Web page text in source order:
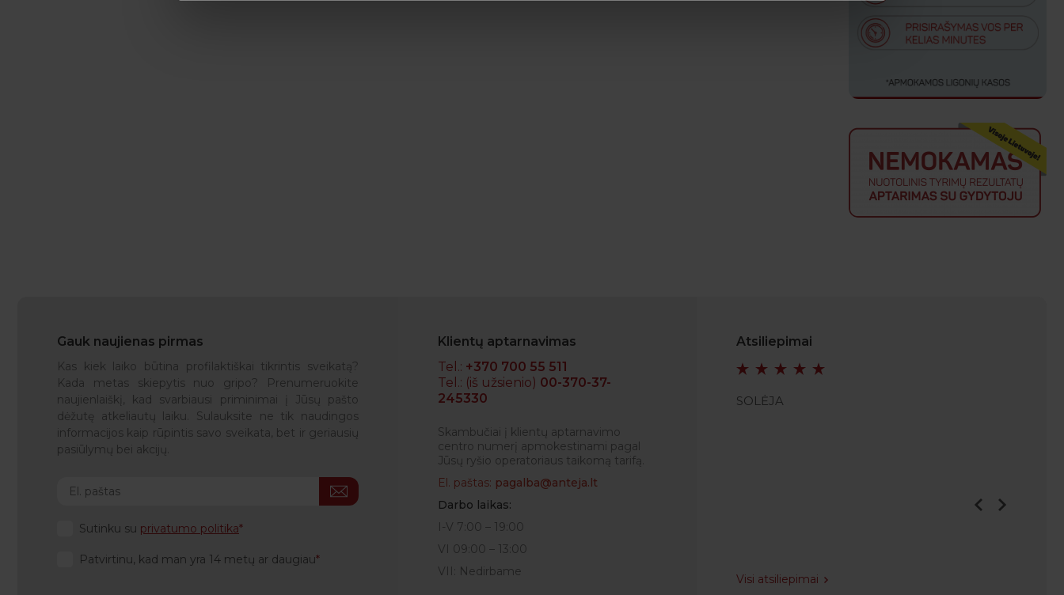
Gauk naujienas pirmas
Kas kiek laiko būtina profilaktiškai tikrintis sveikatą?
Kada metas skiepytis nuo gripo? Prenumeruokite
naujienlaiškį, kad svarbiausi priminimai į Jūsų pašto
dėžutę atkeliautų laiku. Sulauksite ne tik naudingos
informacijos kaip rūpintis savo sveikata, bet ir geriausių
pasiūlymų bei akcijų.
Sutinku su privatumo politika
Patvirtinu, kad man yra 14 metų ar daugiau
Klientų aptarnavimas
Tel.: +370 700 55 511
Tel.: (iš užsienio) 00-370-37-
245330
Skambučiai į klientų aptarnavimo
centro numerį apmokestinami pagal
Jūsų ryšio operatoriaus taikomą tarifą.
El. paštas: pagalba@anteja.lt
Darbo laikas:
I-V 7:00 – 19:00
VI 09:00 – 13:00
VII: Nedirbame
Atsiliepimai
NEDAS SOLĖJA
Visi atsiliepimai